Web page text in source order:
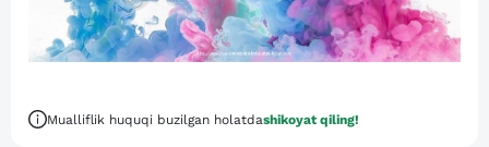
Mualliflik huquqi buzilgan holatdashikoyat qiling!